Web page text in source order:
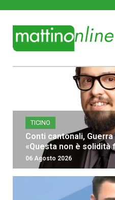
TICINO
Conti cantonali,
«Questa non è solidità
06 Agosto 2026